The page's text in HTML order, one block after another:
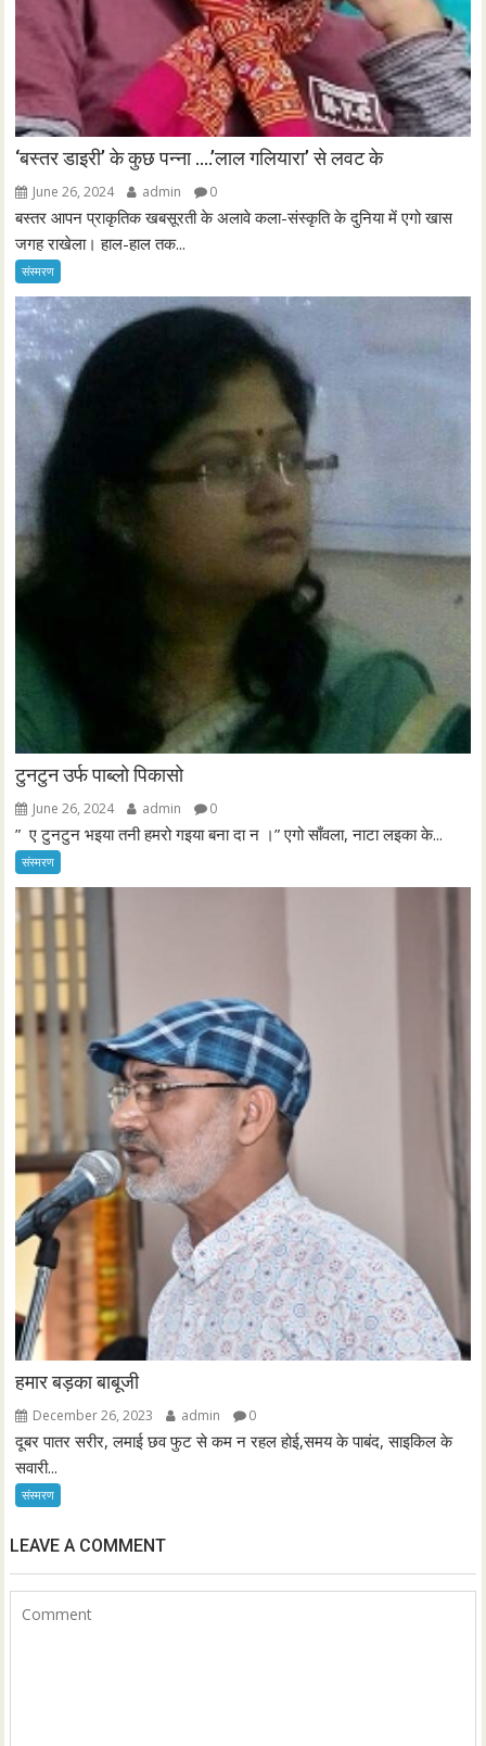
‘बस्तर डाइरी’ के कुछ पन्ना ….’लाल गलियारा’ से लवट के
June 26, 2024 admin 0
बस्तर आपन प्राकृतिक खबसूरती के अलावे कला-संस्कृति के दुनिया में एगो खास
जगह राखेला। हाल-हाल तक...
संस्मरण
टुनटुन उर्फ पाब्लो पिकासो
June 26, 2024 admin 0
” ए टुनटुन भइया तनी हमरो गइया बना दा न ।” एगो साँवला, नाटा लइका के...
संस्मरण
हमार बड़का बाबूजी
December 26, 2023 admin 0
दूबर पातर सरीर, लमाई छव फुट से कम न रहल होई,समय के पाबंद, साइकिल के
सवारी...
संस्मरण
LEAVE A COMMENT